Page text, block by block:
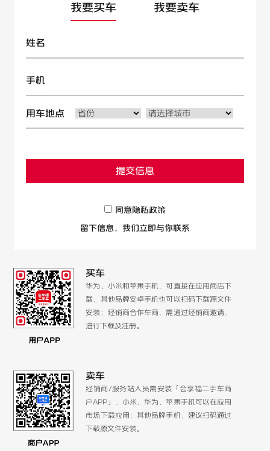
我要买车 我要卖车
姓名
手机
用车地点
提交信息
同意隐私政策
留下信息，我们立即与你联系
买车
华为、小米和苹果手机，可直接在应用商店下
载，其他品牌安卓手机也可以扫码下载源文件
安装；经销商合作车商，需通过经销商邀请，
进行下载及注册。
卖车
经销商/服务站人员需安装「会享福二手车商
户APP」，小米、华为、苹果手机可以在应用
市场下载应用；其他品牌手机，建议扫码通过
下载源文件安装。